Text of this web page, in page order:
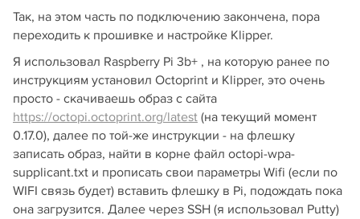
Так, на этом часть по подключению закончена, пора
переходить к прошивке и настройке Klipper.
Я использовал Raspberry Pi 3b+ , на которую ранее по
инструкциям установил Octoprint и Klipper, это очень
просто - скачиваешь образ с сайта
https://octopi.octoprint.org/latest (на текущий момент
0.17.0), далее по той-же инструкции - на флешку
записать образ, найти в корне файл octopi-wpa-
supplicant.txt и прописать свои параметры Wifi (если по
WIFI связь будет) вставить флешку в Pi, подождать пока
она загрузится. Далее через SSH (я использовал Putty)